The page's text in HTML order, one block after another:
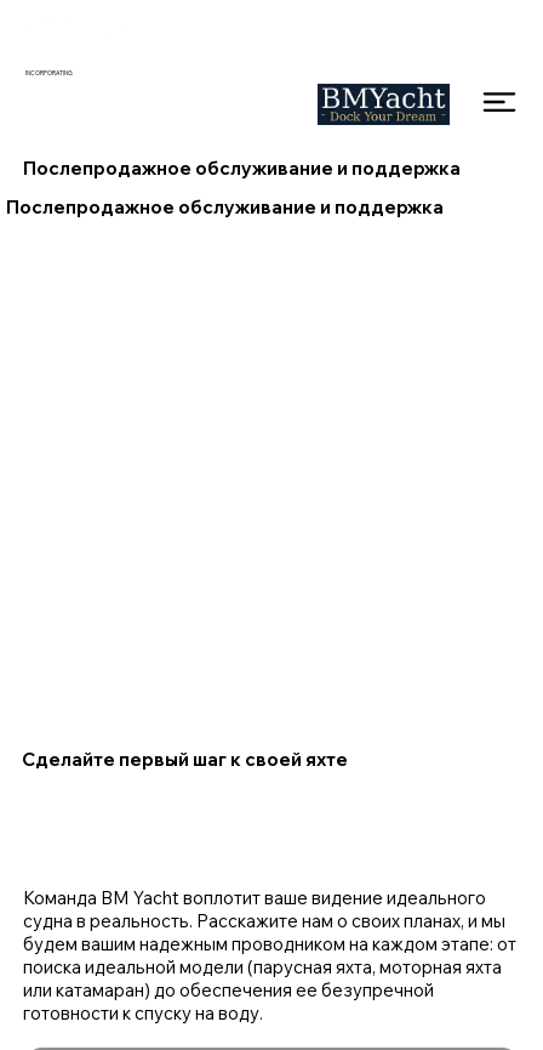
INCORPORATING
Послепродажное обслуживание и поддержка
Послепродажное обслуживание и поддержка
Сделайте первый шаг к своей яхте
Команда BM Yacht воплотит ваше видение идеального
судна в реальность. Расскажите нам о своих планах, и мы
будем вашим надежным проводником на каждом этапе: от
поиска идеальной модели (парусная яхта, моторная яхта
или катамаран) до обеспечения ее безупречной
готовности к спуску на воду.